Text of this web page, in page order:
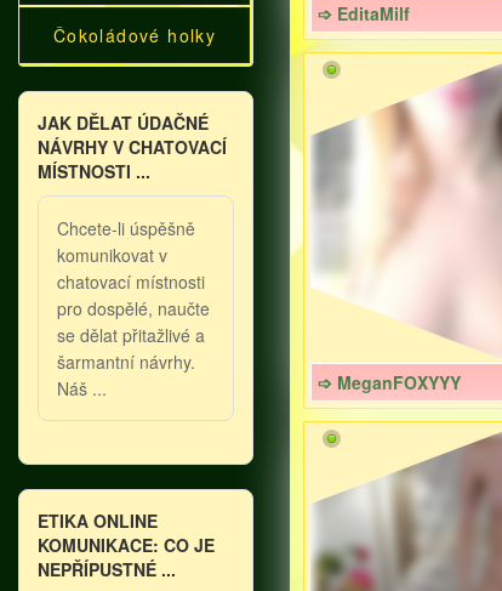
Čokoládové holky
JAK DĚLAT ÚDAČNÉ
NÁVRHY V CHATOVACÍ
MÍSTNOSTI ...
Chcete-li úspěšně
komunikovat v
chatovací místnosti
pro dospělé, naučte
se dělat přitažlivé a
šarmantní návrhy.
Náš ...
ETIKA ONLINE
KOMUNIKACE: CO JE
NEPŘÍPUSTNÉ ...
➩ EditaMilf
➩ MeganFOXYYY